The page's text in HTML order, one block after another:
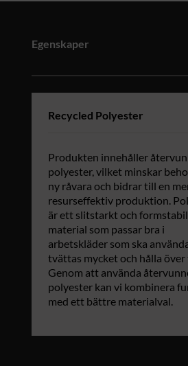
Egenskaper
Recycled Polyester
Produkten innehåller
polyester, vilket minskar
ny råvara och bidrar till en
resurseffektiv produktion.
är ett slitstarkt och
material som passar bra i
arbetskläder som ska
tvättas mycket och hålla över
Genom att använda
polyester kan vi kombinera
med ett bättre materialval.